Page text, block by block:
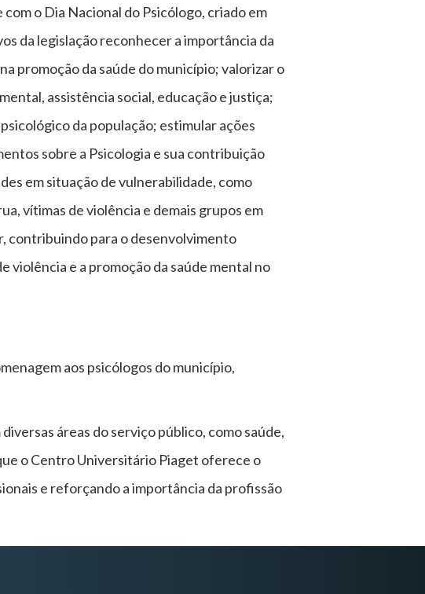
o Dia Nacional do Psicólogo, criado em
da legislação reconhecer a importância da
promoção da saúde do município; valorizar o
assistência social, educação e justiça;
da população; estimular ações
sobre a Psicologia e sua contribuição
em situação de vulnerabilidade, como
vítimas de violência e demais grupos em
contribuindo para o desenvolvimento
e a promoção da saúde mental no
aos psicólogos do município,
áreas do serviço público, como saúde,
o Centro Universitário Piaget oferece o
e reforçando a importância da profissão